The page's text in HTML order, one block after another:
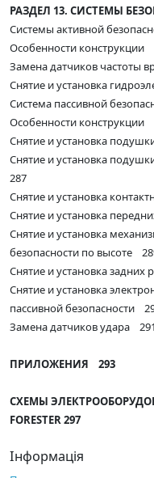
РАЗДЕЛ 13. СИСТЕМЫ
Системы активной
Особенности конструкции
Замена датчиков частоты
Снятие и установка
Система пассивной
Особенности конструкции
Снятие и установка
Снятие и установка
287
Снятие и установка
Снятие и установка
Снятие и установка
безопасности по высоте
Снятие и установка
Снятие и установка
пассивной безопасности
Замена датчиков удара 291
ПРИЛОЖЕНИЯ 293
СХЕМЫ
FORESTER 297
Інформація